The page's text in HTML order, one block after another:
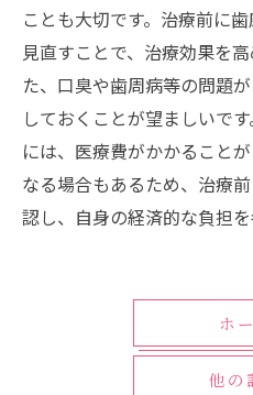
ことも大切です。治療前に
見直すことで、治療効果を
た、口臭や歯周病等の問題
しておくことが望ましいで
には、医療費がかかること
なる場合もあるため、治療
認し、自身の経済的な負担
ホ
他の